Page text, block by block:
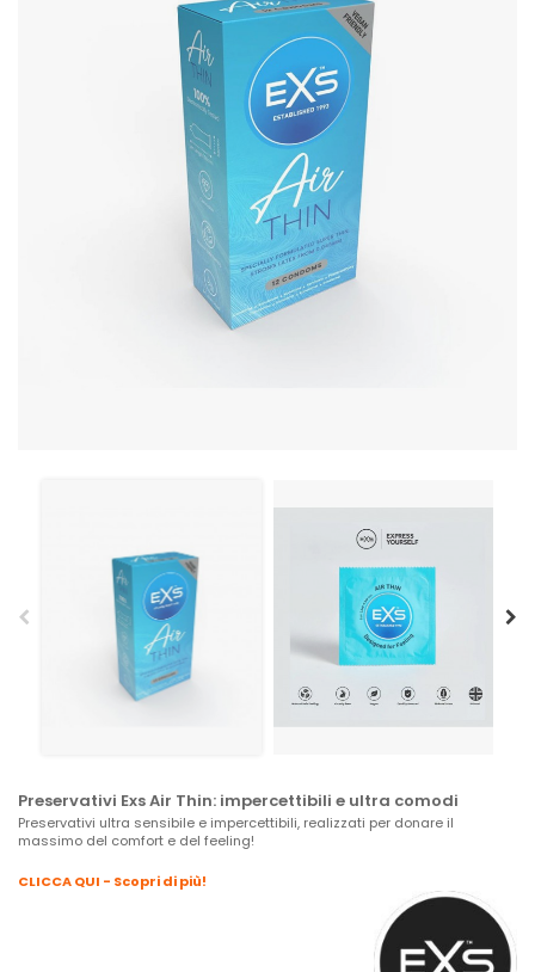
Preservativi Exs Air Thin: impercettibili e ultra comodi
Preservativi ultra sensibile e impercettibili, realizzati per donare il
massimo del comfort e del feeling!
CLICCA QUI - Scopri di più!